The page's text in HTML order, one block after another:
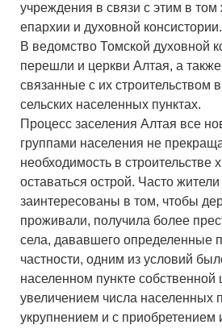
учреждения в связи с этим в том
епархии и духовной консистории.
В ведомство Томской духовной
перешли и церкви Алтая, а
связанные с их строительством
сельских населенных пунктах.
Процесс заселения Алтая все
группами населения не
необходимость в строительстве
оставаться острой. Часто
заинтересованы в том, чтобы
проживали, получила более
села, дававшего определенные
частности, одним из условий
населенном пункте собственной
увеличением числа населенных
укрупнением и с приобретением